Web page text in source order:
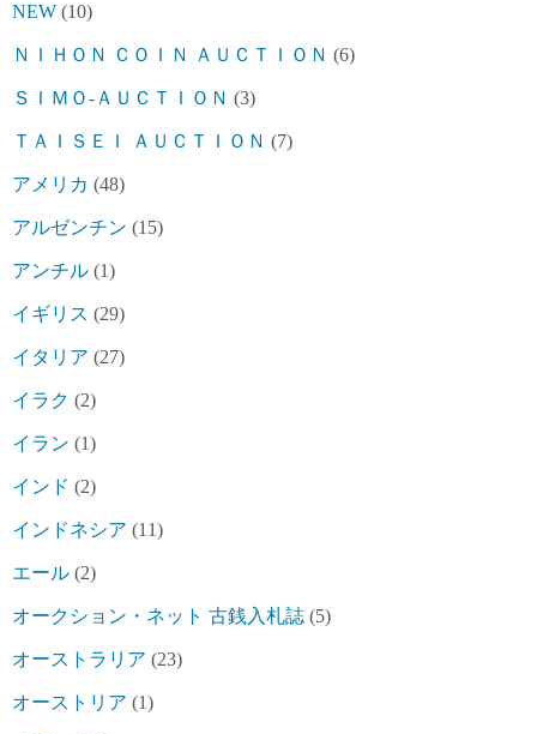
NEW (10)
ＮＩＨＯＮ ＣＯＩＮ ＡＵＣＴＩＯＮ (6)
ＳＩＭＯ-ＡＵＣＴＩＯＮ (3)
ＴＡＩＳＥＩ ＡＵＣＴＩＯＮ (7)
アメリカ (48)
アルゼンチン (15)
アンチル (1)
イギリス (29)
イタリア (27)
イラク (2)
イラン (1)
インド (2)
インドネシア (11)
エール (2)
オークション・ネット 古銭入札誌 (5)
オーストラリア (23)
オーストリア (1)